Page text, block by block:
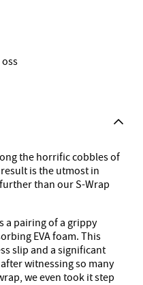
the horrific cobbles of
is the utmost in
than our S-Wrap
a pairing of a grippy
EVA foam. This
slip and a significant
witnessing so many
we even took it step